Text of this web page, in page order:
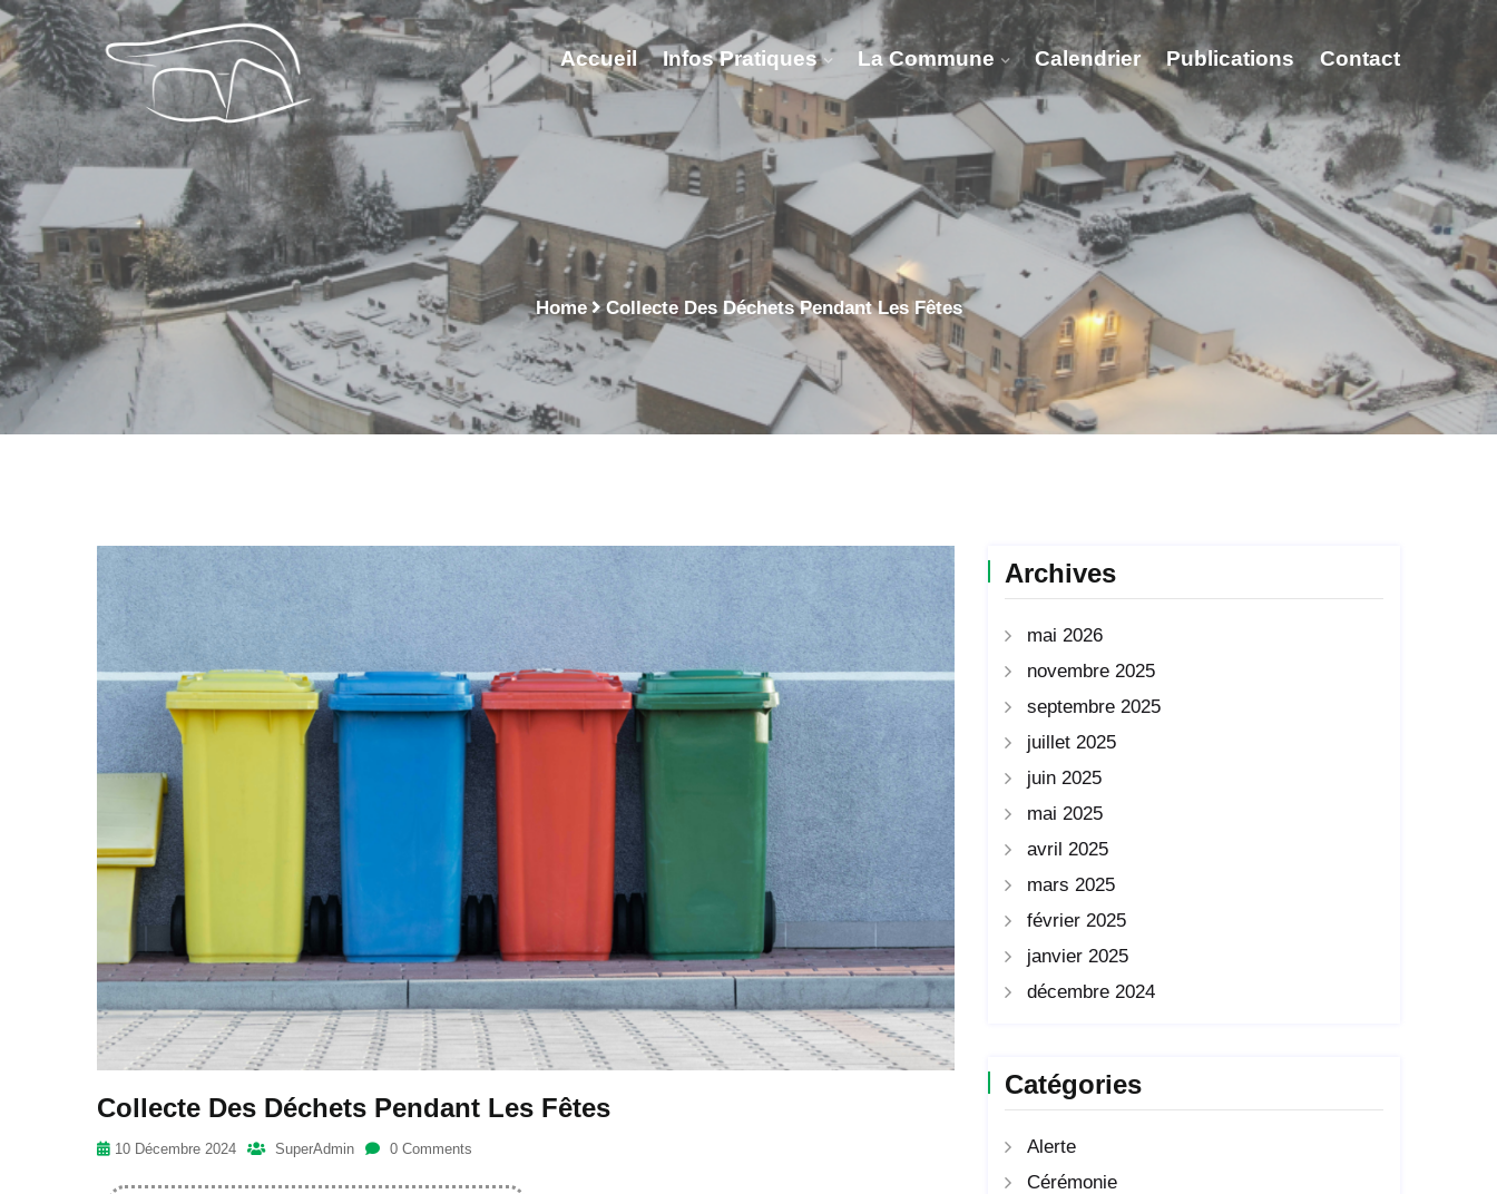
Accueil Infos Pratiques La Commune Calendrier Publications Contact
Collecte Des Déchets Pendant Les Fêtes - Vitry Lès Nogent
Home Collecte Des Déchets Pendant Les Fêtes
Collecte Des Déchets Pendant Les Fêtes
10 Décembre 2024 SuperAdmin 0 Comments
Archives
mai 2026
novembre 2025
septembre 2025
juillet 2025
juin 2025
mai 2025
avril 2025
mars 2025
février 2025
janvier 2025
décembre 2024
Catégories
Alerte
Cérémonie